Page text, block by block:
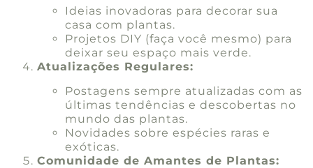
Ideias inovadoras para decorar sua
casa com plantas.
Projetos DIY (faça você mesmo) para
deixar seu espaço mais verde.
Atualizações Regulares:
Postagens sempre atualizadas com as
últimas tendências e descobertas no
mundo das plantas.
Novidades sobre espécies raras e
exóticas.
Comunidade de Amantes de Plantas: